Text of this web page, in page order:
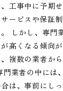
工事中に予期
ービスや保証
しかし、専
高くなる傾向
複数の業者か
業者の中に
は、事前にし